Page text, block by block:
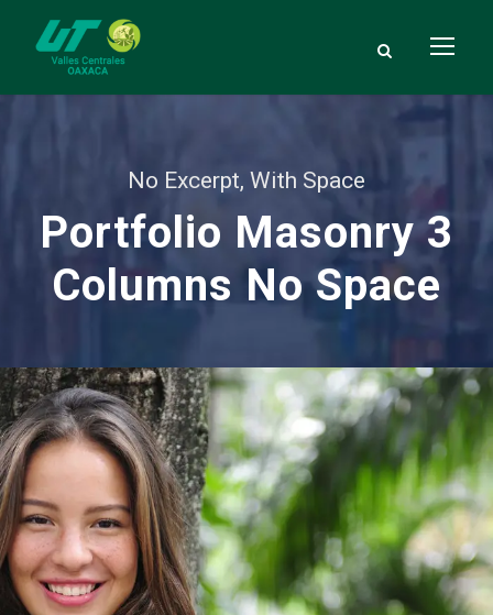
No Excerpt, With Space
Portfolio Masonry 3
Columns No Space